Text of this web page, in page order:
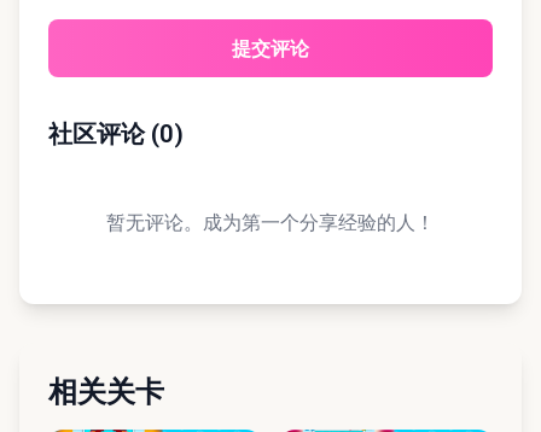
提交评论
社区评论(0)
暂无评论。成为第一个分享经验的人！
相关关卡